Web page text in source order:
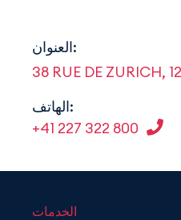
العنوان:
الهاتف:
+41 227 322 800
الخدمات